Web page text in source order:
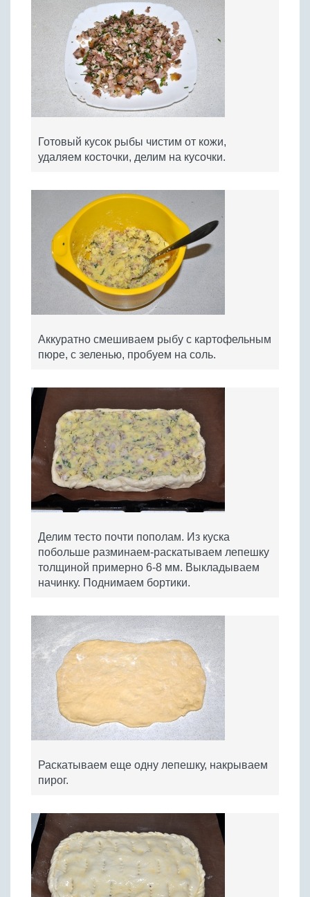
Готовый кусок рыбы чистим от кожи,
удаляем косточки, делим на кусочки.
Аккуратно смешиваем рыбу с картофельным
пюре, с зеленью, пробуем на соль.
Делим тесто почти пополам. Из куска
побольше разминаем-раскатываем лепешку
толщиной примерно 6-8 мм. Выкладываем
начинку. Поднимаем бортики.
Раскатываем еще одну лепешку, накрываем
пирог.